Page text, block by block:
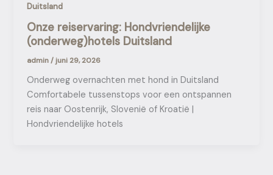
Duitsland
Onze reiservaring: Hondvriendelijke
(onderweg)hotels Duitsland
admin/ juni 29, 2026
Onderweg overnachten met hond in Duitsland
Comfortabele tussenstops voor een ontspannen
reis naar Oostenrijk, Slovenië of Kroatië |
Hondvriendelijke hotels